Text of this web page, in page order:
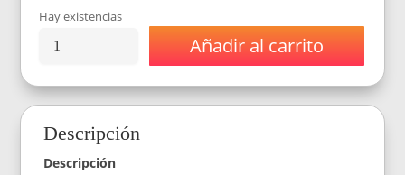
Hay existencias
Vaporizador
Mini
2200
Ice
Añadir al carrito
Descripción
Descripción